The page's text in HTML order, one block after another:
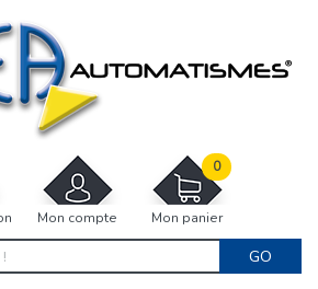
Mon compte Mon panier
0
GO